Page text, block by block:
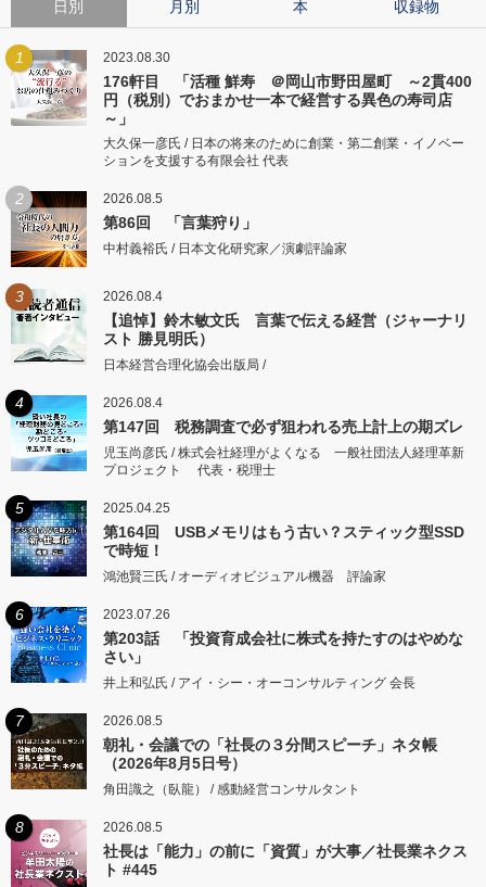
日別 月別 本 収録物
1 2023.08.30
176軒目 「活種 鮮寿 ＠岡山市野田屋町 ～2貫400
円（税別）でおまかせ一本で経営する異色の寿司店
～」
大久保一彦氏 / 日本の将来のために創業・第二創業・イノベー
ションを支援する有限会社 代表
2 2026.08.5
第86回 「言葉狩り」
中村義裕氏 / 日本文化研究家／演劇評論家
3 2026.08.4
【追悼】鈴木敏文氏 言葉で伝える経営（ジャーナリ
スト 勝見明氏）
日本経営合理化協会出版局 /
4 2026.08.4
第147回 税務調査で必ず狙われる売上計上の期ズレ
児玉尚彦氏 / 株式会社経理がよくなる 一般社団法人経理革新
プロジェクト 代表・税理士
5 2025.04.25
第164回 USBメモリはもう古い？スティック型SSD
で時短！
鴻池賢三氏 / オーディオビジュアル機器 評論家
6 2023.07.26
第203話 「投資育成会社に株式を持たすのはやめな
さい」
井上和弘氏 / アイ・シー・オーコンサルティング 会長
7 2026.08.5
朝礼・会議での「社長の３分間スピーチ」ネタ帳
（2026年8月5日号）
角田識之（臥龍） / 感動経営コンサルタント
8 2026.08.5
社長は「能力」の前に「資質」が大事／社長業ネクス
ト #445